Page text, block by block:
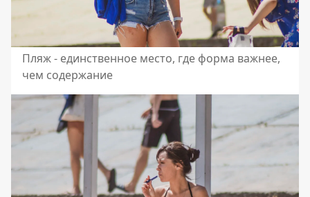
Пляж - единственное место, где форма важнее,
чем содержание